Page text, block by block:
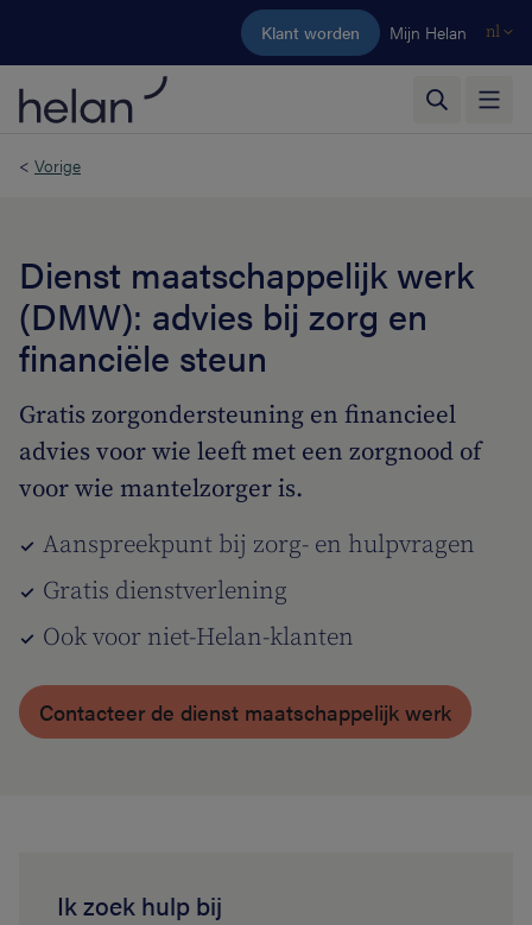
Ga naar de hoofdinhoud
Klant worden Mijn Helan nl
< Vorige
Dienst maatschappelijk werk
(DMW): advies bij zorg en
financiële steun
Gratis zorgondersteuning en financieel
advies voor wie leeft met een zorgnood of
voor wie mantelzorger is.
Aanspreekpunt bij zorg- en hulpvragen
Gratis dienstverlening
Ook voor niet-Helan-klanten
Contacteer de dienst maatschappelijk werk
Ik zoek hulp bij